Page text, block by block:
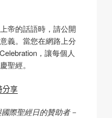
帝的話語時，請公開
義。當您在網路上分
，讓每個人
聖經。
分享
際聖經日的贊助者－